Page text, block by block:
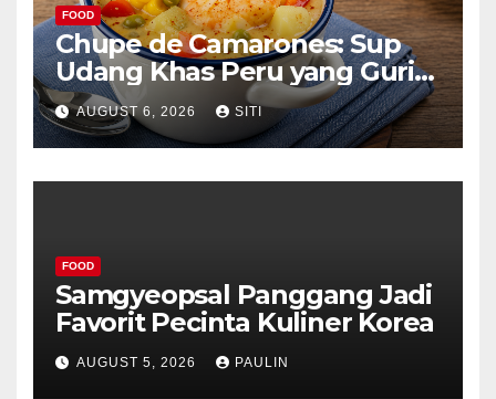
FOOD
Chupe de Camarones: Sup
Udang Khas Peru yang Gurih
Lezat
AUGUST 6, 2026 SITI
FOOD
Samgyeopsal Panggang Jadi
Favorit Pecinta Kuliner Korea
AUGUST 5, 2026 PAULIN